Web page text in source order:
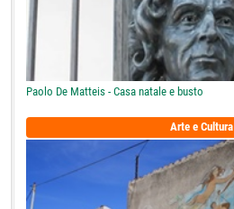
Paolo De Matteis - Casa natale e busto
Arte e Cultura